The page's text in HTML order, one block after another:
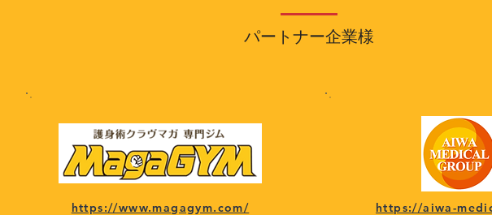
パートナー企業様
https://www.magagym.com/ https://aiwa-